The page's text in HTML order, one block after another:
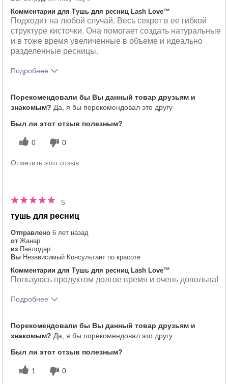
Комментарии для Тушь для ресниц Lash Love™
Подходит на любой случай. Весь секрет в ее гибкой
структуре кисточки. Она помогает создать натуральные
и в тоже время увеличенные в объеме и идеально
разделенные ресницы.
Подробнее
продукта?
Как отличается опыт использования
этого продукта от декоративной
Порекомендовали бы Вы данный товар друзьям и
знакомым? Да, я бы порекомендовал это другу
Был ли этот отзыв полезным?
0 0
Отметить этот отзыв
5
тушь для ресниц
Отправлено 6 лет назад
от Жанар
из Павлодар
Вы Независимый Консультант по красоте
Комментарии для Тушь для ресниц Lash Love™
Пользуюсь продуктом долгое время и очень довольна!
Подробнее
продукта?
Как отличается опыт использования
этого продукта от декоративной
Порекомендовали бы Вы данный товар друзьям и
знакомым? Да, я бы порекомендовал это другу
Был ли этот отзыв полезным?
1 0